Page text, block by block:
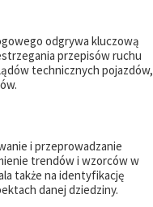
odgrywa kluczową
przepisów ruchu
technicznych pojazdów,
i przeprowadzanie
trendów i wzorców w
także na identyfikację
danej dziedziny.